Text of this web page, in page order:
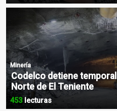
Minería
Codelco detiene
Norte de El Teniente
453lecturas